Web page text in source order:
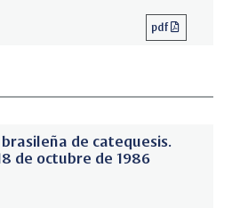
pdf
de catequesis.
de octubre de 1986